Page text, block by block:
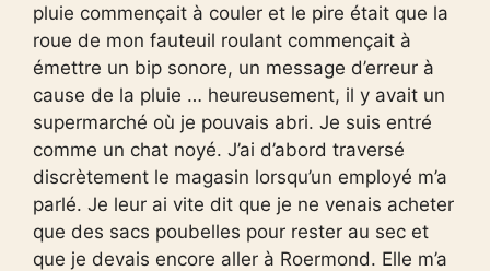
pluie commençait à couler et le pire était que la
roue de mon fauteuil roulant commençait à
émettre un bip sonore, un message d’erreur à
cause de la pluie … heureusement, il y avait un
supermarché où je pouvais abri. Je suis entré
comme un chat noyé. J’ai d’abord traversé
discrètement le magasin lorsqu’un employé m’a
parlé. Je leur ai vite dit que je ne venais acheter
que des sacs poubelles pour rester au sec et
que je devais encore aller à Roermond. Elle m’a